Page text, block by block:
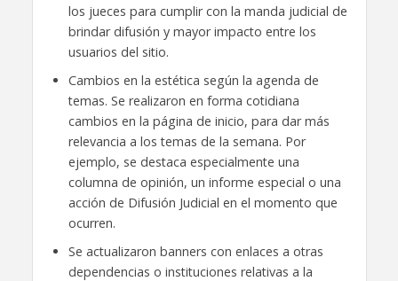
los jueces para cumplir con la manda judicial de
brindar difusión y mayor impacto entre los
usuarios del sitio.
Cambios en la estética según la agenda de
temas. Se realizaron en forma cotidiana
cambios en la página de inicio, para dar más
relevancia a los temas de la semana. Por
ejemplo, se destaca especialmente una
columna de opinión, un informe especial o una
acción de Difusión Judicial en el momento que
ocurren.
Se actualizaron banners con enlaces a otras
dependencias o instituciones relativas a la